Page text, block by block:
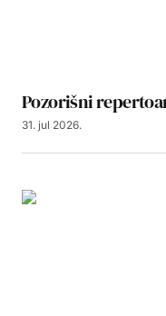
Pozorišni
31. jul 2026.